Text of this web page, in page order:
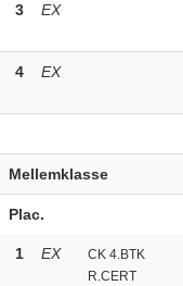
3 EX
4 EX
Mellemklasse
Plac.
1 EX
CK 4.BTK
R.CERT